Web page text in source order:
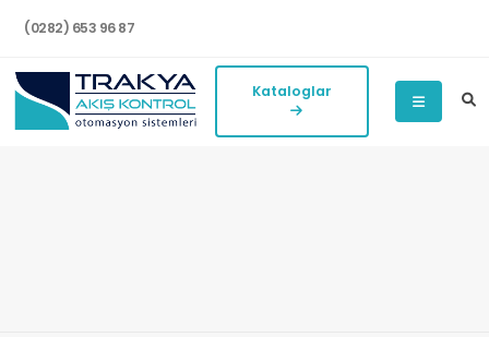
(0282) 653 96 87
Kataloglar